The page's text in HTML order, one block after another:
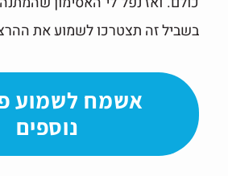
בשביל זה תצטרכו לשמוע את
אשמח לשמוע
נוספים